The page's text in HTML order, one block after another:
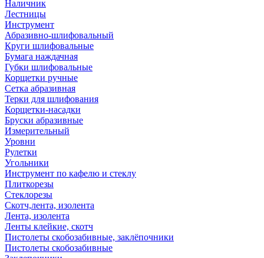
Наличник
Лестницы
Инструмент
Абразивно-шлифовальный
Круги шлифовальные
Бумага наждачная
Губки шлифовальные
Корщетки ручные
Сетка абразивная
Терки для шлифования
Корщетки-насадки
Бруски абразивные
Измерительный
Уровни
Рулетки
Угольники
Инструмент по кафелю и стеклу
Плиткорезы
Стеклорезы
Скотч,лента, изолента
Лента, изолента
Ленты клейкие, скотч
Пистолеты скобозабивные, заклёпочники
Пистолеты скобозабивные